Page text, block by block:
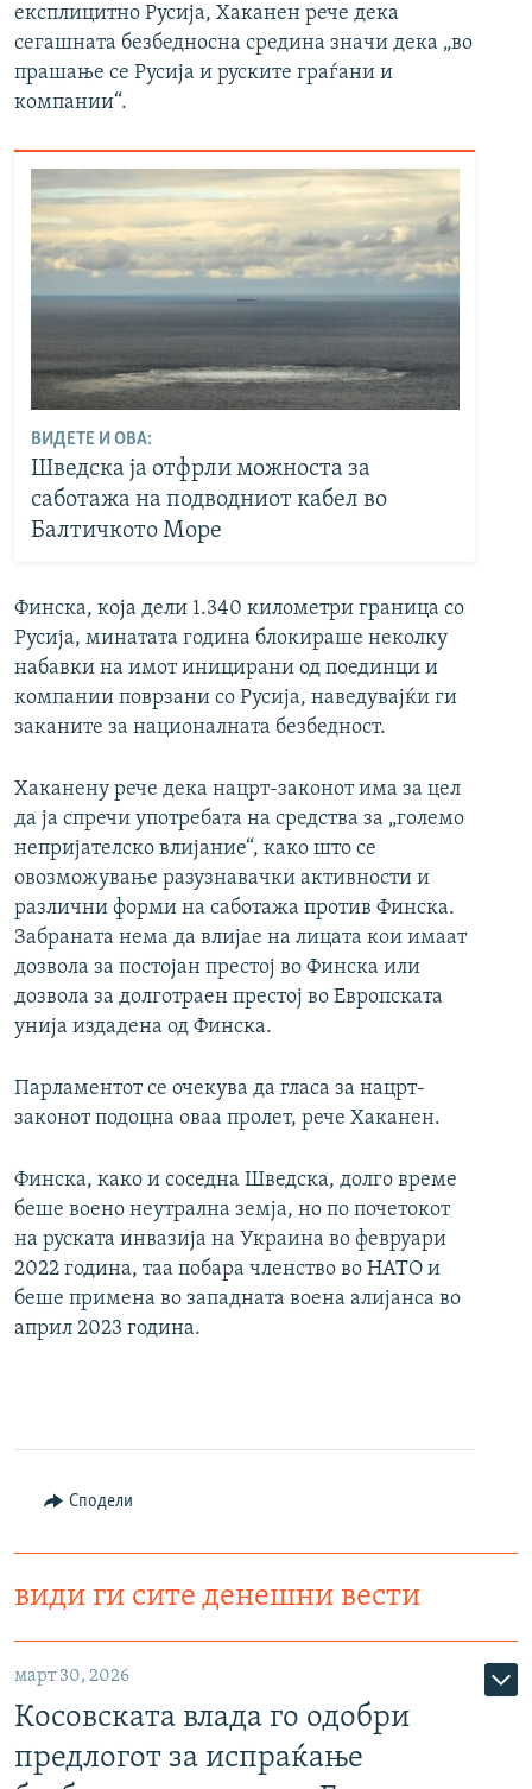
експлицитно Русија, Хаканен рече дека
сегашната безбедносна средина значи дека „во
прашање се Русија и руските граѓани и
компании“.
ВИДЕТЕ И ОВА:
Шведска ја отфрли можноста за
саботажа на подводниот кабел во
Балтичкото Море
Финска, која дели 1.340 километри граница со
Русија, минатата година блокираше неколку
набавки на имот иницирани од поединци и
компании поврзани со Русија, наведувајќи ги
заканите за националната безбедност.
Хаканену рече дека нацрт-законот има за цел
да ја спречи употребата на средства за „големо
непријателско влијание“, како што се
овозможување разузнавачки активности и
различни форми на саботажа против Финска.
Забраната нема да влијае на лицата кои имаат
дозвола за постојан престој во Финска или
дозвола за долготраен престој во Европската
унија издадена од Финска.
Парламентот се очекува да гласа за нацрт-
законот подоцна оваа пролет, рече Хаканен.
Финска, како и соседна Шведска, долго време
беше воено неутрална земја, но по почетокот
на руската инвазија на Украина во февруари
2022 година, таа побара членство во НАТО и
беше примена во западната воена алијанса во
април 2023 година.
Сподели
види ги сите денешни вести
март 30, 2026
Косовската влада го одобри
предлогот за испраќање